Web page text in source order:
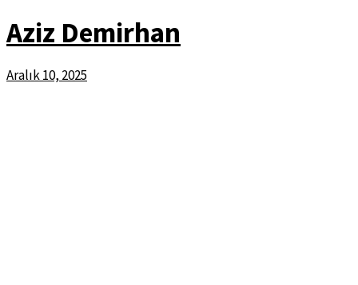
Aziz Demirhan
Aralık 10, 2025